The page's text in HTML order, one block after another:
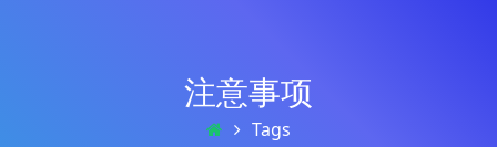
注意事项
Tags